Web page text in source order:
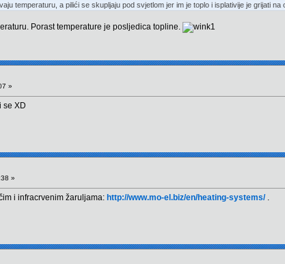
temperaturu, a pilići se skupljaju pod svjetlom jer im je toplo i isplativije je grijati na
Porast temperature je posljedica topline.
»
se XD
»
i infracrvenim žaruljama: http://www.mo-el.biz/en/heating-systems/.